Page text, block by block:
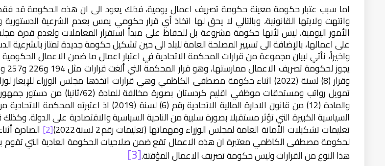
اما سبب عتبار حكومة معينة حكومة تصريف اعمال يومية، فذلك يعود الى ان هذه الحكومة قد
وانتهت ولايتها القانونية، وبالتالي لا يحق لها اتخاذ أي قرار حكومي يمس بعدم الشرعية
الأمور اليومية، ليس لأنها حكومة مشروعة بل للحفاظ على مبدأ استقرار المعاملات ولعدم قدرة
على اعمالها، بالإضافة الى تسيير المصلحة العامة للبلد الى حين تشكيل حكومة جديدة تمتاز بالشرعية
واخيراً، نأتي لبيان مجموعة من قرارات المحكمة الاتحادية في اعتبار اعمال ما ضمن الاعمال
يجوز لحكومة تصريف الاعمال ممارستها، وهو قرار ا
وقرار (8) لسنة (2022) اثناء حكومة مصطفى الكاظمي وهي قرارات اتخذها مجلس الوزراء للإيعاز
والمادة (12) من قانون الادارة المالية الاتحادية رقم (6) لسنة (2019)
السياسية الكبيرة التي تؤثر مستقبلا بصورة سلبية من الناحية السياسية والاقتصادية على الدولة.
تعليمات تشكيلات الأمانة العامة لمجلس الوزراء ومهماتها (تعليمات رقم 2 لسنة 2022) [2] الصادرة
لحكومة مصطفى الكاظمي معتبرة ان هذه الاعمال تقع ضمن صلاحيات الحكومة العادية التي تقوم
هذا النوع من القرارات وليس حكومة تصريف الاعمال المؤقتة.[3]